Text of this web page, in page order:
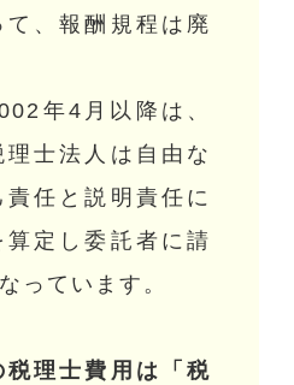
、報酬規程は廃
年4月以降は、
理士法人は自由な
任と説明責任に
定し委託者に請
っています。
税理士費用は「税